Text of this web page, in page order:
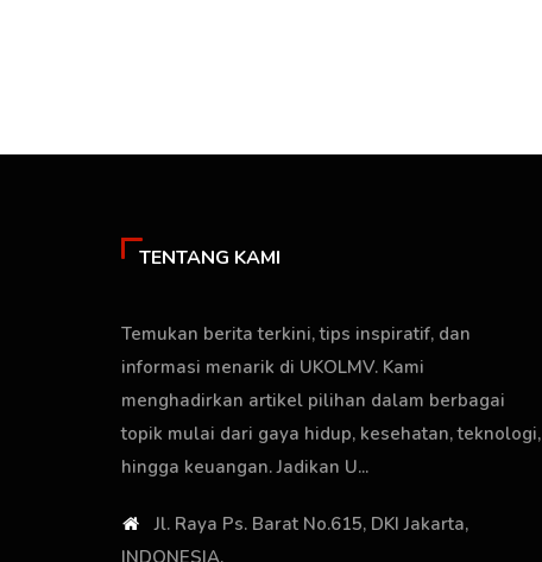
TENTANG KAMI
Temukan berita terkini, tips inspiratif, dan
informasi menarik di UKOLMV. Kami
menghadirkan artikel pilihan dalam berbagai
topik mulai dari gaya hidup, kesehatan, teknologi,
hingga keuangan. Jadikan U...
Jl. Raya Ps. Barat No.615, DKI Jakarta,
INDONESIA.